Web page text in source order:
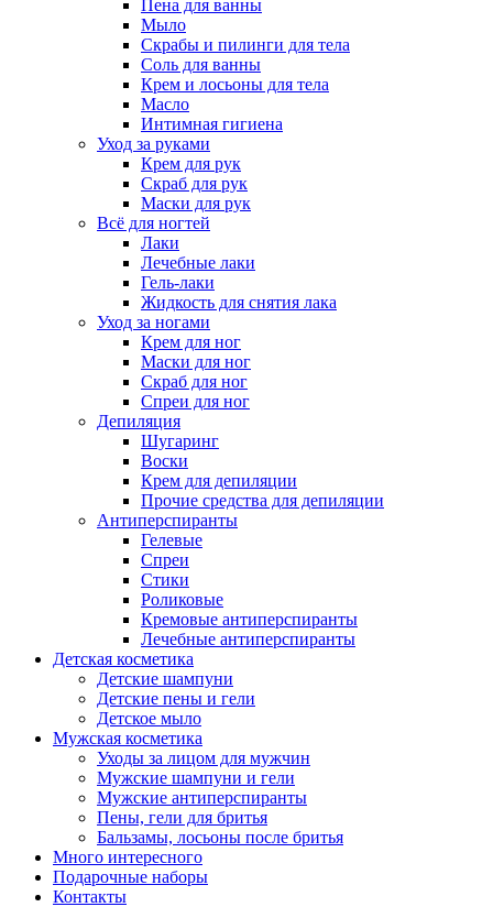
Пена для ванны
Мыло
Скрабы и пилинги для тела
Соль для ванны
Крем и лосьоны для тела
Масло
Интимная гигиена
Уход за руками
Крем для рук
Скраб для рук
Маски для рук
Всё для ногтей
Лаки
Лечебные лаки
Гель-лаки
Жидкость для снятия лака
Уход за ногами
Крем для ног
Маски для ног
Скраб для ног
Спреи для ног
Депиляция
Шугаринг
Воски
Крем для депиляции
Прочие средства для депиляции
Антиперспиранты
Гелевые
Спреи
Стики
Роликовые
Кремовые антиперспиранты
Лечебные антиперспиранты
Детская косметика
Детские шампуни
Детские пены и гели
Детское мыло
Мужская косметика
Уходы за лицом для мужчин
Мужские шампуни и гели
Мужские антиперспиранты
Пены, гели для бритья
Бальзамы, лосьоны после бритья
Много интересного
Подарочные наборы
Контакты